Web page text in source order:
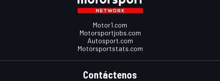
Motor1.com
Motorsportjobs.com
Autosport.com
Motorsportstats.com
Contáctenos